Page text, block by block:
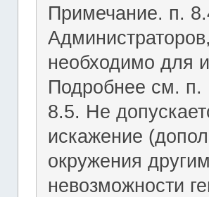
Примечание. п.
необходимо для
Подробнее см. п.
8.5. Не
искажение
окружения
невозможности